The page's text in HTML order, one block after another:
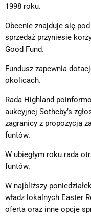
1998 roku.
Obecnie znajduje się
sprzedaż przyniesie
Good Fund.
Fundusz zapewnia
okolicach.
Rada Highland
aukcyjnej Sotheby’s
zagranicy z propozycją
funtów.
W ubiegłym roku rada
funtów.
W najbliższy
władz lokalnych Easter
oferta oraz inne opcje